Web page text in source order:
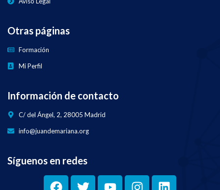
Otras páginas
Formación
Mi Perfil
Información de contacto
C/ del Ángel, 2, 28005 Madrid
info@juandemariana.org
Síguenos en redes